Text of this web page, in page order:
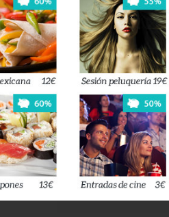
precio.
Esta
Déjanos tu
esté disponible
Acepto los
privacidadyla